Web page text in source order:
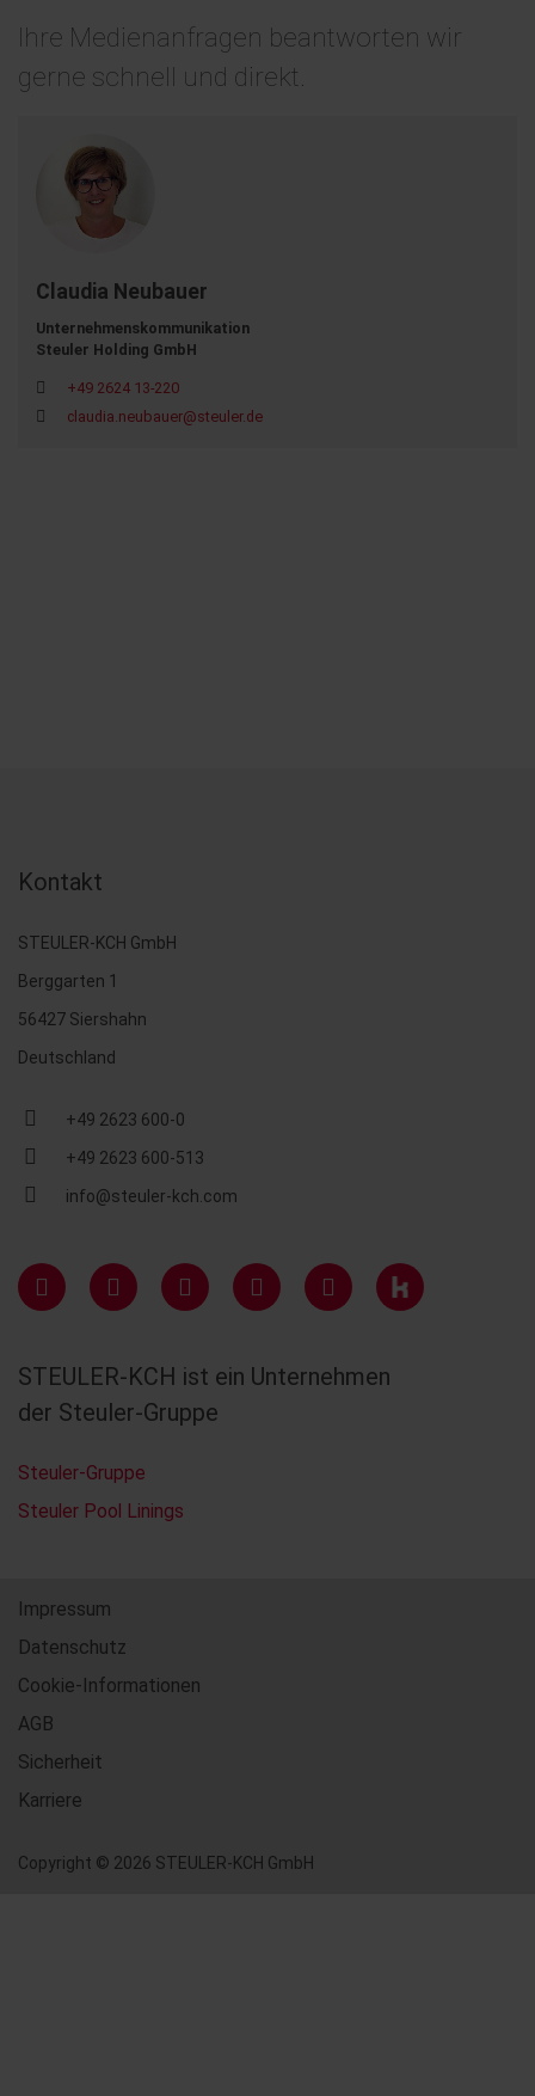
Ihre Medienanfragen beantworten wir
gerne schnell und direkt.
Claudia Neubauer
Unternehmenskommunikation
Steuler Holding GmbH
+49 2624 13-220
claudia.neubauer@steuler.de
Kontakt
STEULER-KCH GmbH
Berggarten 1
56427 Siershahn
Deutschland
+49 2623 600-0
+49 2623 600-513
info@steuler-kch.com
STEULER-KCH ist ein Unternehmen
der Steuler-Gruppe
Steuler-Gruppe
Steuler Pool Linings
Impressum
Datenschutz
Cookie-Informationen
AGB
Sicherheit
Karriere
Copyright © 2026 STEULER-KCH GmbH